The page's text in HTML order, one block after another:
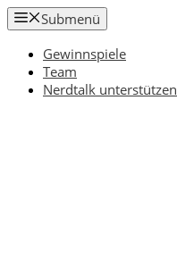
Zum
Inhalt
springen
Submenü
Gewinnspiele
Team
Nerdtalk unterstützen